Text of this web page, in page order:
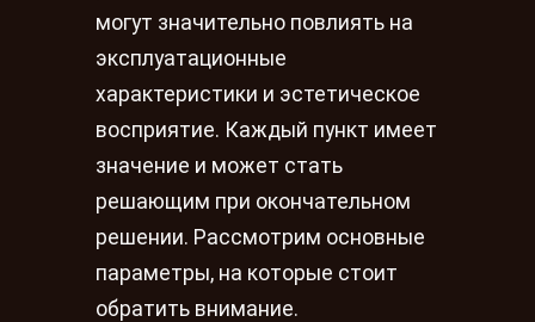
могут значительно повлиять на
эксплуатационные
характеристики и эстетическое
восприятие. Каждый пункт имеет
значение и может стать
решающим при окончательном
решении. Рассмотрим основные
параметры, на которые стоит
обратить внимание.